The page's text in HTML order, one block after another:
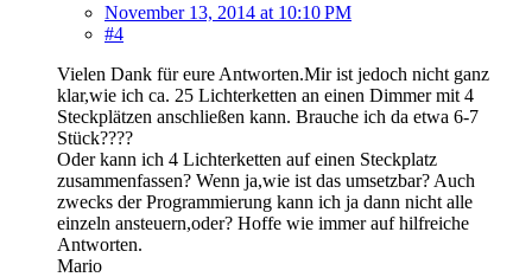
November 13, 2014 at 10:10 PM
#4
Vielen Dank für eure Antworten.Mir ist jedoch nicht ganz
klar,wie ich ca. 25 Lichterketten an einen Dimmer mit 4
Steckplätzen anschließen kann. Brauche ich da etwa 6-7
Stück????
Oder kann ich 4 Lichterketten auf einen Steckplatz
zusammenfassen? Wenn ja,wie ist das umsetzbar? Auch
zwecks der Programmierung kann ich ja dann nicht alle
einzeln ansteuern,oder? Hoffe wie immer auf hilfreiche
Antworten.
Mario